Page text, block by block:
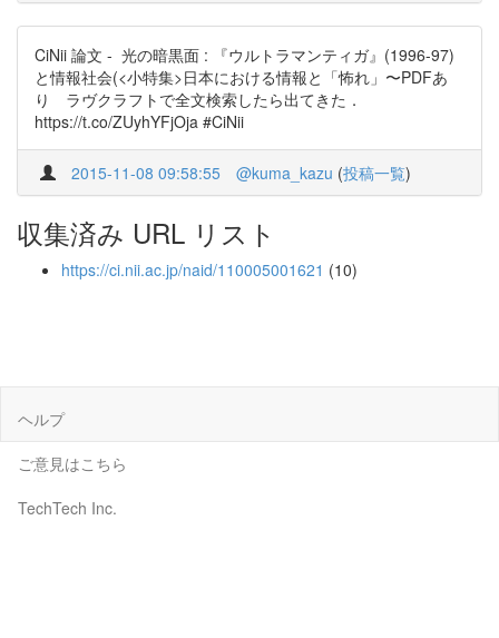
CiNii 論文 - 光の暗黒面 : 『ウルトラマンティガ』(1996-97)
と情報社会(<小特集>日本における情報と「怖れ」〜PDFあ
り ラヴクラフトで全文検索したら出てきた．
https://t.co/ZUyhYFjOja #CiNii
2015-11-08 09:58:55 @kuma_kazu (投稿一覧)
収集済み URL リスト
https://ci.nii.ac.jp/naid/110005001621 (10)
ヘルプ
ご意見はこちら
TechTech Inc.